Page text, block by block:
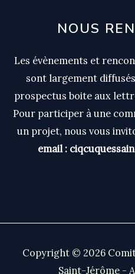
NOUS
Les évènements et
sont largement
prospectus boite aux
Pour participer à une
un projet, nous vous
email :
Copyright © 2026
Saint-Jérôme -